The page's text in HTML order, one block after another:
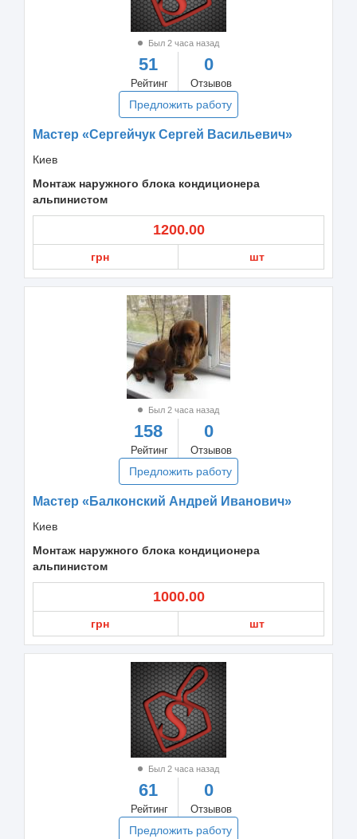
Был 2 часа назад
51
Рейтинг
0
Отзывов
Предложить работу
Мастер «Сергейчук Сергей Васильевич»
Киев
Монтаж наружного блока кондиционера
альпинистом
1200.00
грн шт
Был 2 часа назад
158
Рейтинг
0
Отзывов
Предложить работу
Мастер «Балконский Андрей Иванович»
Киев
Монтаж наружного блока кондиционера
альпинистом
1000.00
грн шт
Был 2 часа назад
61
Рейтинг
0
Отзывов
Предложить работу